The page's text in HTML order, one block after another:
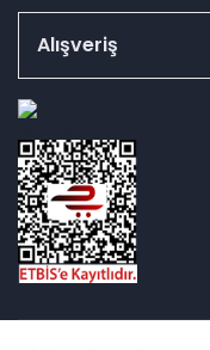
Alışveriş